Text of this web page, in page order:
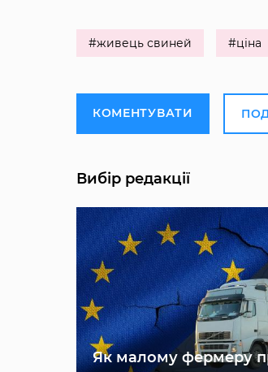
#живець свиней #ціна
КОМЕНТУВАТИ
Вибір редакції
Як малому фермеру